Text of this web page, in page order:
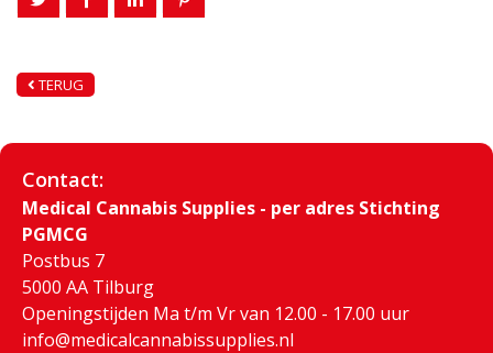
TERUG
Contact:
Medical Cannabis Supplies - per adres Stichting
PGMCG
Postbus 7
5000 AA Tilburg
Openingstijden Ma t/m Vr van 12.00 - 17.00 uur
info@medicalcannabissupplies.nl